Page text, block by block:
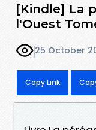
[Kindle] La
l'Ouest
25 October
Copy Link